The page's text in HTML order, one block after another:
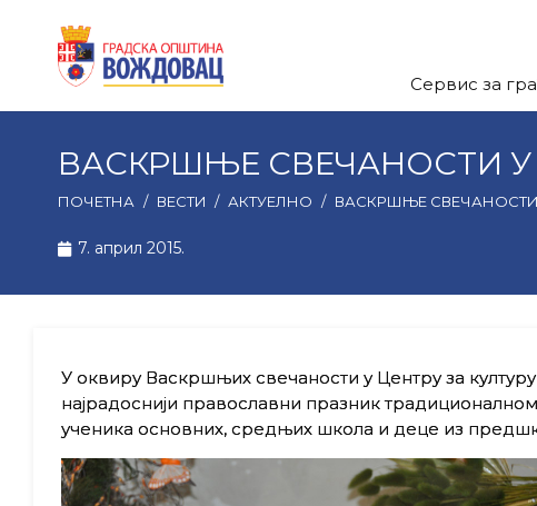
Сервис за
ВАСКРШЊЕ СВЕЧАНОСТИ
ПОЧЕТНА / ВЕСТИ / АКТУЕЛНО / ВАСКРШЊЕ
7. април 2015.
У оквиру Васкршњих свечаности у Центру за
најрадоснији православни празник
ученика основних, средњих школа и деце из